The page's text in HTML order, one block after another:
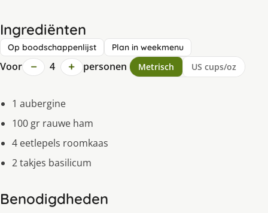
Ingrediënten
Op boodschappenlijst Plan in weekmenu
Voor − 4 + personen Metrisch US cups/oz
1 aubergine
100 gr rauwe ham
4 eetlepels roomkaas
2 takjes basilicum
Benodigdheden